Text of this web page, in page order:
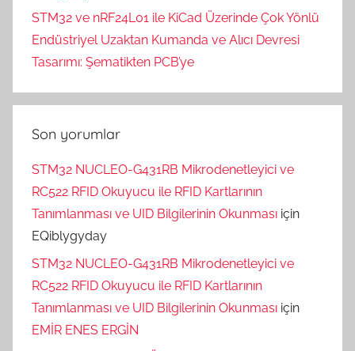
STM32 ve nRF24L01 ile KiCad Üzerinde Çok Yönlü
Endüstriyel Uzaktan Kumanda ve Alıcı Devresi
Tasarımı: Şematikten PCB’ye
Son yorumlar
STM32 NUCLEO-G431RB Mikrodenetleyici ve
RC522 RFID Okuyucu ile RFID Kartlarının
Tanımlanması ve UID Bilgilerinin Okunması için
EQiblygyday
STM32 NUCLEO-G431RB Mikrodenetleyici ve
RC522 RFID Okuyucu ile RFID Kartlarının
Tanımlanması ve UID Bilgilerinin Okunması için
EMİR ENES ERGİN